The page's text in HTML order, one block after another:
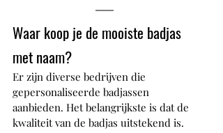
Waar koop je de mooiste badjas
met naam?
Er zijn diverse bedrijven die
gepersonaliseerde badjassen
aanbieden. Het belangrijkste is dat de
kwaliteit van de badjas uitstekend is.